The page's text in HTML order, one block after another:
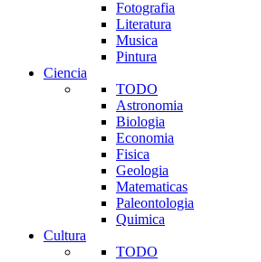
Fotografia
Literatura
Musica
Pintura
Ciencia
TODO
Astronomia
Biologia
Economia
Fisica
Geologia
Matematicas
Paleontologia
Quimica
Cultura
TODO